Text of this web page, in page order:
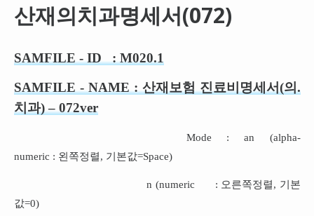
산재의치과명세서(072)
SAMFILE - ID : M020.1
SAMFILE - NAME : 산재보험 진료비명세서(의.
치과)– 072ver
Mode : an (alpha-
numeric : 왼쪽정렬, 기본값=Space)
n (numeric : 오른쪽정렬, 기본
값=0)